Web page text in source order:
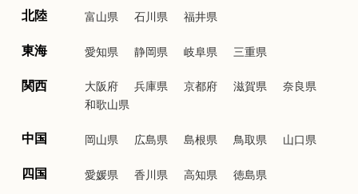
北陸 富山県 石川県 福井県
東海 愛知県 静岡県 岐阜県 三重県
関西 大阪府 兵庫県 京都府 滋賀県
奈良県
和歌山県
中国 岡山県 広島県 島根県 鳥取県 山口県
四国 愛媛県 香川県 高知県 徳島県